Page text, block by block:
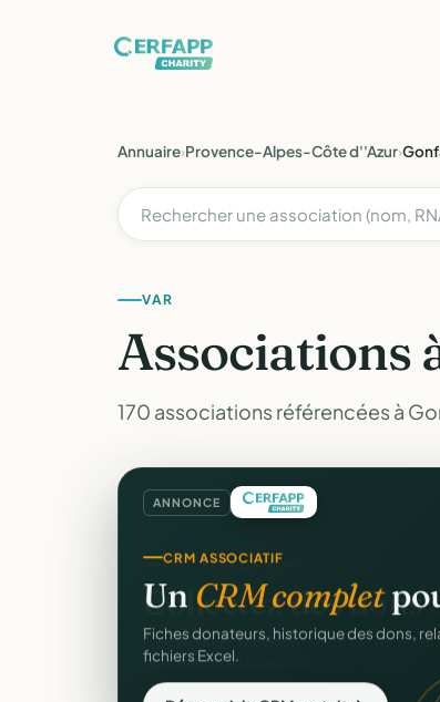
Annuaire›Provence-Alpes-Côte d''Azur›
VAR
Associations
170 associations référencées à
ANNONCE
CRM ASSOCIATIF
Un CRM complet
Fiches donateurs, historique des dons,
fichiers Excel.